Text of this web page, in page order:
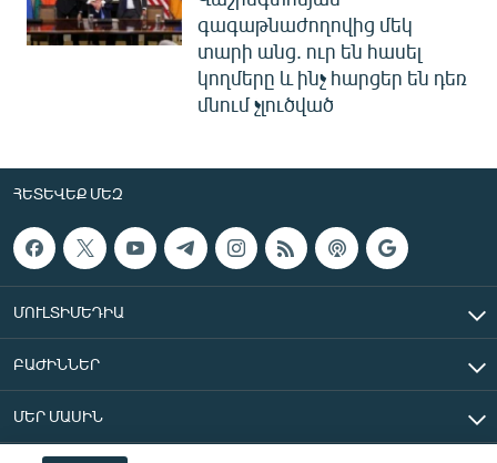
գագաթնաժողովից մեկ
տարի անց. ուր են հասել
կողմերը և ինչ հարցեր են դեռ
մնում չլուծված
ՀԵՏԵՎԵՔ ՄԵԶ
ՄՈՒԼՏԻՄԵԴԻԱ
ԲԱԺԻՆՆԵՐ
ՄԵՐ ՄԱՍԻՆ